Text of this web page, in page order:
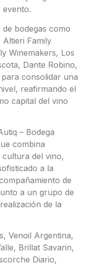
bodegas como
Altieri Family
Winemakers, Los
Dante Robino,
consolidar una
reafirmando el
capital del vino
– Bodega
combina
del vino,
a la
de
a un grupo de
de la
Venoil Argentina,
Brillat Savarin,
Diario,